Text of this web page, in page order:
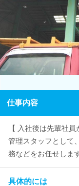
仕事内容
【 入社後は先輩社
管理スタッフとして
務などをお任せしま
具体的には